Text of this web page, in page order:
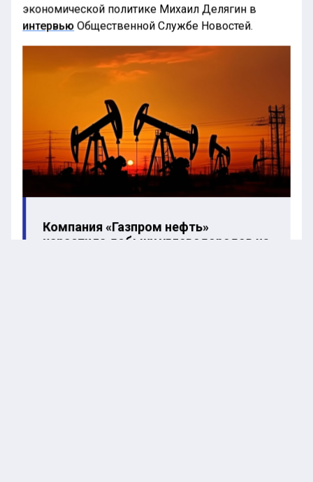
экономической политике Михаил Делягин в
интервью Общественной Службе Новостей.
Компания «Газпром нефть»
нарастила добычу углеводородов на